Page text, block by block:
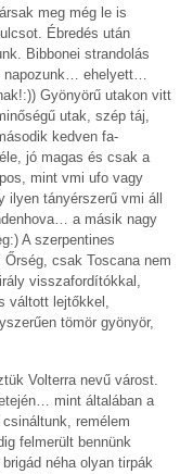
meg még le is
Ébredés után
Bibbonei strandolás
napozunk… ehelyett…
Gyönyörű utakon vitt
utak, szép táj,
kedven fa-
jó magas és csak a
mint vmi ufo vagy
ilyen tányérszerű vmi áll
a másik nagy
A szerpentines
csak Toscana nem
visszafordítókkal,
váltott lejtőkkel,
tömör gyönyör,
Volterra nevű várost.
mint általában a
remélem
felmerült bennünk
néha olyan tirpák